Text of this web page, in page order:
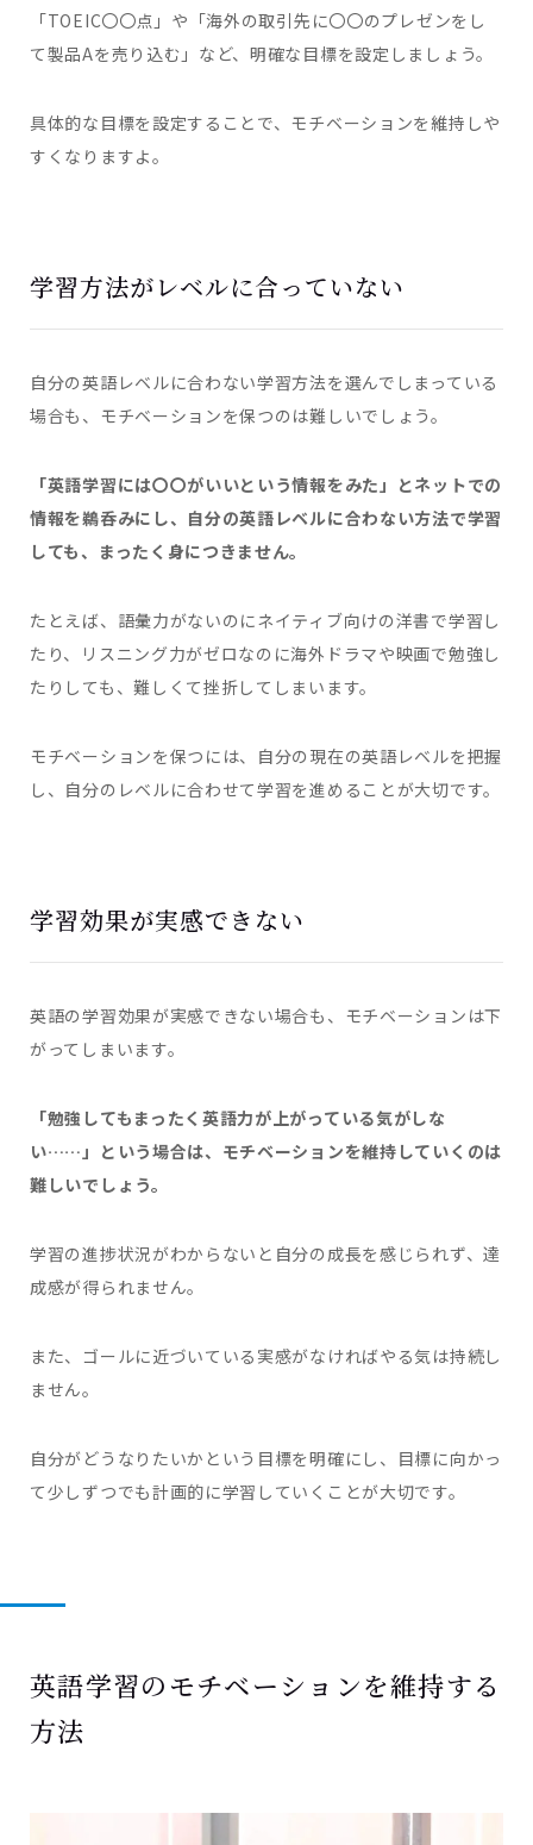
「TOEIC〇〇点」や「海外の取引先に〇〇のプレゼンをし
て製品Aを売り込む」など、明確な目標を設定しましょう。
具体的な目標を設定することで、モチベーションを維持しや
すくなりますよ。
学習方法がレベルに合っていない
自分の英語レベルに合わない学習方法を選んでしまっている
場合も、モチベーションを保つのは難しいでしょう。
「英語学習には〇〇がいいという情報をみた」とネットでの
情報を鵜呑みにし、自分の英語レベルに合わない方法で学習
しても、まったく身につきません。
たとえば、語彙力がないのにネイティブ向けの洋書で学習し
たり、リスニング力がゼロなのに海外ドラマや映画で勉強し
たりしても、難しくて挫折してしまいます。
モチベーションを保つには、自分の現在の英語レベルを把握
し、自分のレベルに合わせて学習を進めることが大切です。
学習効果が実感できない
英語の学習効果が実感できない場合も、モチベーションは下
がってしまいます。
「勉強してもまったく英語力が上がっている気がしな
い……」という場合は、モチベーションを維持していくのは
難しいでしょう。
学習の進捗状況がわからないと自分の成長を感じられず、達
成感が得られません。
また、ゴールに近づいている実感がなければやる気は持続し
ません。
自分がどうなりたいかという目標を明確にし、目標に向かっ
て少しずつでも計画的に学習していくことが大切です。
英語学習のモチベーションを維持する
方法